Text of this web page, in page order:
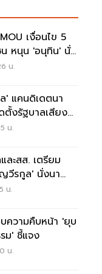
เงื่อนไข 5
น หนุน 'อนุทิน' นั่ง
น.
' แคนดิเดตนา
งรัฐบาลเสียง
น.
ละสส. เตรียม
วีรกูล' นั่งนา
น.
ความคืบหน้า 'ยุบ
ม' ชี้แจง
น.